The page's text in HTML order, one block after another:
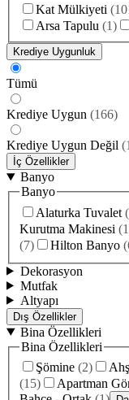
Kat Mülkiyeti (
Arsa Tapulu (1)
Krediye Uygunluk
Tümü
Krediye Uygun (166)
Krediye Uygun Değil (
İç Özellikler
Banyo
Banyo
Alaturka Tuvalet (
Kurutma Makinesi (1
(7) Hilton Banyo (
Dekorasyon
Mutfak
Altyapı
Dış Özellikler
Bina Özellikleri
Bina Özellikleri
Şömine (2)
(15) Apartman